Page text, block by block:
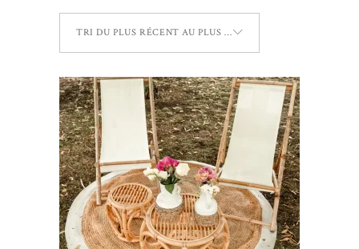
TRI DU PLUS RÉCENT AU PLUS ANCIEN
AJOUTER AU DEVIS